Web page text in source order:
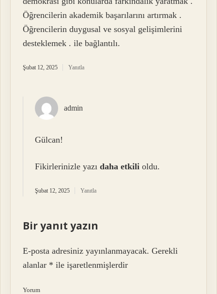
Öğrencilerin akademik başarılarını artırmak .
Öğrencilerin duygusal ve sosyal gelişimlerini
desteklemek . ile bağlantılı.
Şubat 12, 2025 Yanıtla
admin
Gülcan!
Fikirlerinizle yazıdaha etkili oldu.
Şubat 12, 2025 Yanıtla
Bir yanıt yazın
E-posta adresiniz yayınlanmayacak. Gerekli
alanlar * ile işaretlenmişlerdir
Yorum